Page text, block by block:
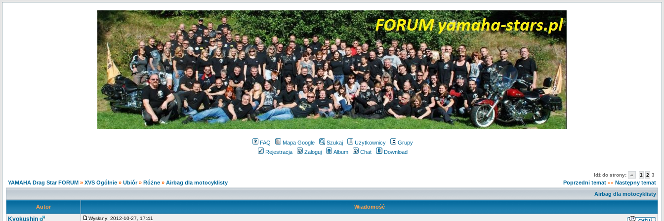
FAQ Mapa Google Szukaj Użytkownicy
Grupy
Rejestracja
Zaloguj Album Chat Download
YAMAHA Drag Star FORUM » XVS Ogólnie » Ubiór» Różne » Airbag dla motocyklisty
Idź do strony: « 1 2 3
Poprzedni temat «» Następny temat
Airbag dla motocyklisty
Autor Wiadomość
Kyokushin Wysłany: 2012-10-27, 17:41